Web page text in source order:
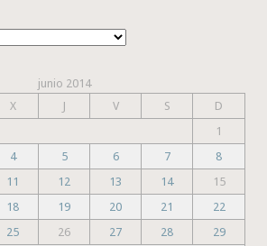
junio 2014
X J V S
D
1
4 5 6 7
8
11 12 13 14
15
18 19 20 21
22
25 26 27 28
29